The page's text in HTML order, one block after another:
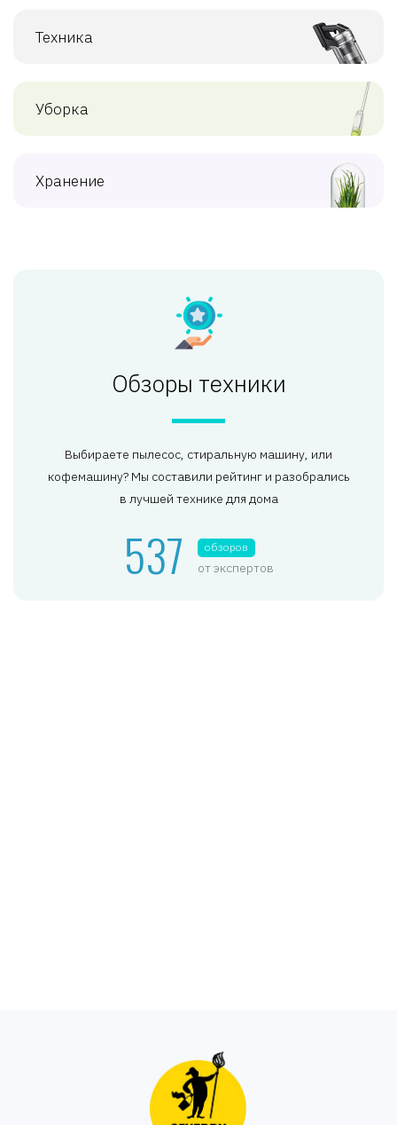
Техника
Уборка
Хранение
Обзоры техники
Выбираете пылесос, стиральную машину, или
кофемашину? Мы составили рейтинг и разобрались
в лучшей технике для дома
537 обзоров
от экспертов